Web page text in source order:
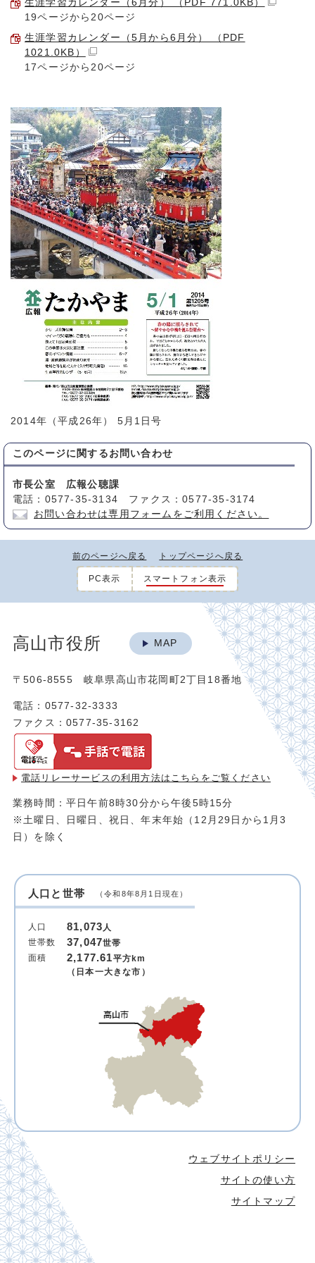
生涯学習カレンダー（6月分） （PDF 771.0KB）
19ページから20ページ
生涯学習カレンダー（5月から6月分） （PDF
1021.0KB）
17ページから20ページ
2014年（平成26年） 5月1日号
このページに関する お問い合わせ
市長公室 広報公聴課
電話：0577-35-3134 ファクス：0577-35-3174
お問い合わせは専用フォームをご利用ください。
前のページへ戻る トップページへ戻る
PC表示 スマートフォン表示
高山市役所 MAP
〒506-8555 岐阜県高山市花岡町2丁目18番地
電話：0577-32-3333
ファクス：0577-35-3162
電話リレーサービスの利用方法は こちらをご覧ください
業務時間：平日午前8時30分から午後5時15分
※土曜日、日曜日、祝日、年末年始（12月29日から1月3
日）を除く
人口と世帯 （令和8年8月1日現在）
人口 81,073人
世帯数
37,047世帯
面積
2,177.61平方km
（日本一大きな市）
ウェブサイトポリシー
サイトの使い方
サイトマップ